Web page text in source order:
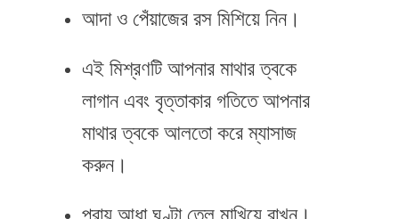
আদা ও পেঁয়াজের রস মিশিয়ে নিন।
এই মিশ্রণটি আপনার মাথার ত্বকে
লাগান এবং বৃত্তাকার গতিতে আপনার
মাথার ত্বকে আলতো করে ম্যাসাজ
করুন।